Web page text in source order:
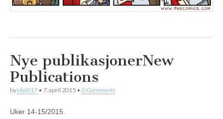
Nye publikasjonerNew
Publications
byobo017 • 7. april 2015 • 0 Comments
Uker 14-15/2015.